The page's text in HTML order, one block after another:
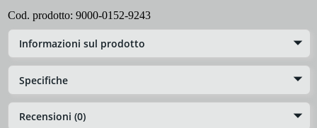
Cod. prodotto: 9000-0152-9243
Informazioni sul prodotto
Specifiche
Recensioni (0)